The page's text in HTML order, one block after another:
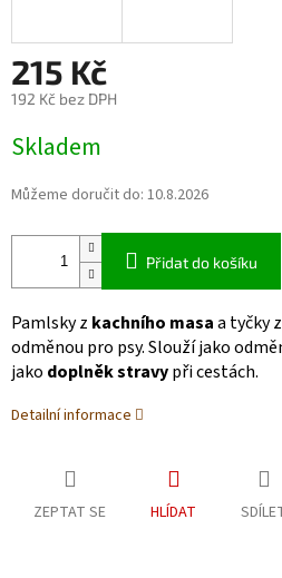
215 Kč
192 Kč bez DPH
cena:
Skladem
Můžeme doručit do: 10.8.2026
Přidat do košíku
Pamlsky z kachního masaa tyčky z
odměnou pro psy. Slouží jako
jako doplněk stravypři cestách.
Detailní informace
ZEPTAT SE HLÍDAT